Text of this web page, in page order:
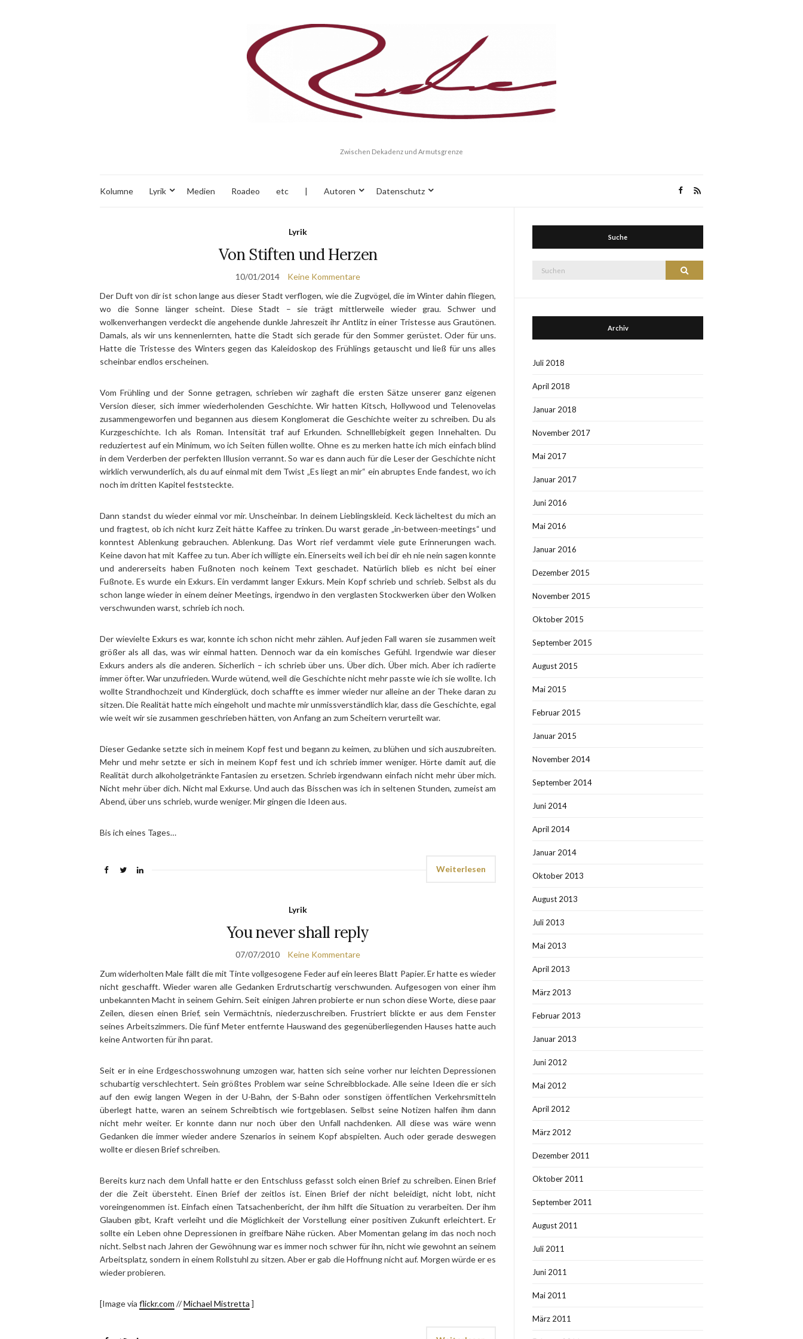
Zwischen Dekadenz und Armutsgrenze
Kolumne Lyrik Medien Roadeo etc | Autoren Datenschutz
Lyrik
Von Stiften und Herzen
10/01/2014
Keine Kommentare
Der Duft von dir ist schon lange aus dieser Stadt verflogen, wie die Zugvögel, die im Winter dahin fliegen,
wo die Sonne länger scheint. Diese Stadt – sie trägt mittlerweile wieder grau. Schwer und
wolkenverhangen verdeckt die angehende dunkle Jahreszeit ihr Antlitz in einer Tristesse aus Grautönen.
Damals, als wir uns kennenlernten, hatte die Stadt sich gerade für den Sommer gerüstet. Oder für uns.
Hatte die Tristesse des Winters gegen das Kaleidoskop des Frühlings getauscht und ließ für uns alles
scheinbar endlos erscheinen.
Vom Frühling und der Sonne getragen, schrieben wir zaghaft die ersten Sätze unserer ganz eigenen
Version dieser, sich immer wiederholenden Geschichte. Wir hatten Kitsch, Hollywood und Telenovelas
zusammengeworfen und begannen aus diesem Konglomerat die Geschichte weiter zu schreiben. Du als
Kurzgeschichte. Ich als Roman. Intensität traf auf Erkunden. Schnelllebigkeit gegen Innehalten. Du
reduziertest auf ein Minimum, wo ich Seiten füllen wollte. Ohne es zu merken hatte ich mich einfach blind
in dem Verderben der perfekten Illusion verrannt. So war es dann auch für die Leser der Geschichte nicht
wirklich verwunderlich, als du auf einmal mit dem Twist „Es liegt an mir“ ein abruptes Ende fandest, wo ich
noch im dritten Kapitel feststeckte.
Dann standst du wieder einmal vor mir. Unscheinbar. In deinem Lieblingskleid. Keck lächeltest du mich an
und fragtest, ob ich nicht kurz Zeit hätte Kaffee zu trinken. Du warst gerade „in-between-meetings“ und
konntest Ablenkung gebrauchen. Ablenkung. Das Wort rief verdammt viele gute Erinnerungen wach.
Keine davon hat mit Kaffee zu tun. Aber ich willigte ein. Einerseits weil ich bei dir eh nie nein sagen konnte
und andererseits haben Fußnoten noch keinem Text geschadet. Natürlich blieb es nicht bei einer
Fußnote. Es wurde ein Exkurs. Ein verdammt langer Exkurs. Mein Kopf schrieb und schrieb. Selbst als du
schon lange wieder in einem deiner Meetings, irgendwo in den verglasten Stockwerken über den Wolken
verschwunden warst, schrieb ich noch.
Der wievielte Exkurs es war, konnte ich schon nicht mehr zählen. Auf jeden Fall waren sie zusammen weit
größer als all das, was wir einmal hatten. Dennoch war da ein komisches Gefühl. Irgendwie war dieser
Exkurs anders als die anderen. Sicherlich – ich schrieb über uns. Über dich. Über mich. Aber ich radierte
immer öfter. War unzufrieden. Wurde wütend, weil die Geschichte nicht mehr passte wie ich sie wollte. Ich
wollte Strandhochzeit und Kinderglück, doch schaffte es immer wieder nur alleine an der Theke daran zu
sitzen. Die Realität hatte mich eingeholt und machte mir unmissverständlich klar, dass die Geschichte, egal
wie weit wir sie zusammen geschrieben hätten, von Anfang an zum Scheitern verurteilt war.
Dieser Gedanke setzte sich in meinem Kopf fest und begann zu keimen, zu blühen und sich auszubreiten.
Mehr und mehr setzte er sich in meinem Kopf fest und ich schrieb immer weniger. Hörte damit auf, die
Realität durch alkoholgetränkte Fantasien zu ersetzen. Schrieb irgendwann einfach nicht mehr über mich.
Nicht mehr über dich. Nicht mal Exkurse. Und auch das Bisschen was ich in seltenen Stunden, zumeist am
Abend, über uns schrieb, wurde weniger. Mir gingen die Ideen aus.
Bis ich eines Tages…
Weiterlesen
Lyrik
You never shall reply
07/07/2010
Keine Kommentare
Zum widerholten Male fällt die mit Tinte vollgesogene Feder auf ein leeres Blatt Papier. Er hatte es wieder
nicht geschafft. Wieder waren alle Gedanken Erdrutschartig verschwunden. Aufgesogen von einer ihm
unbekannten Macht in seinem Gehirn. Seit einigen Jahren probierte er nun schon diese Worte, diese paar
Zeilen, diesen einen Brief, sein Vermächtnis, niederzuschreiben. Frustriert blickte er aus dem Fenster
seines Arbeitszimmers. Die fünf Meter entfernte Hauswand des gegenüberliegenden Hauses hatte auch
keine Antworten für ihn parat.
Seit er in eine Erdgeschosswohnung umzogen war, hatten sich seine vorher nur leichten Depressionen
schubartig verschlechtert. Sein größtes Problem war seine Schreibblockade. Alle seine Ideen die er sich
auf den ewig langen Wegen in der U-Bahn, der S-Bahn oder sonstigen öffentlichen Verkehrsmitteln
überlegt hatte, waren an seinem Schreibtisch wie fortgeblasen. Selbst seine Notizen halfen ihm dann
nicht mehr weiter. Er konnte dann nur noch über den Unfall nachdenken. All diese was wäre wenn
Gedanken die immer wieder andere Szenarios in seinem Kopf abspielten. Auch oder gerade deswegen
wollte er diesen Brief schreiben.
Bereits kurz nach dem Unfall hatte er den Entschluss gefasst solch einen Brief zu schreiben. Einen Brief
der die Zeit übersteht. Einen Brief der zeitlos ist. Einen Brief der nicht beleidigt, nicht lobt, nicht
voreingenommen ist. Einfach einen Tatsachenbericht, der ihm hilft die Situation zu verarbeiten. Der ihm
Glauben gibt, Kraft verleiht und die Möglichkeit der Vorstellung einer positiven Zukunft erleichtert. Er
sollte ein Leben ohne Depressionen in greifbare Nähe rücken. Aber Momentan gelang im das noch noch
nicht. Selbst nach Jahren der Gewöhnung war es immer noch schwer für ihn, nicht wie gewohnt an seinem
Arbeitsplatz, sondern in einem Rollstuhl zu sitzen. Aber er gab die Hoffnung nicht auf. Morgen würde er es
wieder probieren.
[Image via flickr.com //Michael Mistretta ]
Suche
Suchen
Archiv
Juli 2018
April 2018
Januar 2018
November 2017
Mai 2017
Januar 2017
Juni 2016
Mai 2016
Januar 2016
Dezember 2015
November 2015
Oktober 2015
September 2015
August 2015
Mai 2015
Februar 2015
Januar 2015
November 2014
September 2014
Juni 2014
April 2014
Januar 2014
Oktober 2013
August 2013
Juli 2013
Mai 2013
April 2013
März 2013
Februar 2013
Januar 2013
Juni 2012
Mai 2012
April 2012
März 2012
Dezember 2011
Oktober 2011
September 2011
August 2011
Juli 2011
Juni 2011
Mai 2011
März 2011